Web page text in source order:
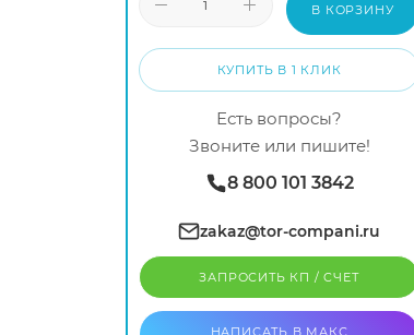
В КОРЗИНУ
КУПИТЬ В 1 КЛИК
Есть вопросы?
Звоните или пишите!
8 800 101 3842
zakaz@tor-compani.ru
ЗАПРОСИТЬ КП / CЧЕТ
НАПИСАТЬ В МАКС